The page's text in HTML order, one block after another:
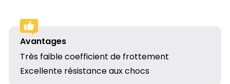
Avantages
Très faible coefficient de frottement
Excellente résistance aux chocs